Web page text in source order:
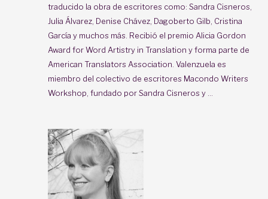
traducido la obra de escritores como: Sandra Cisneros,
Julia Álvarez, Denise Chávez, Dagoberto Gilb, Cristina
García y muchos más. Recibió el premio Alicia Gordon
Award for Word Artistry in Translation y forma parte de
American Translators Association. Valenzuela es
miembro del colectivo de escritores Macondo Writers
Workshop, fundado por Sandra Cisneros y ...